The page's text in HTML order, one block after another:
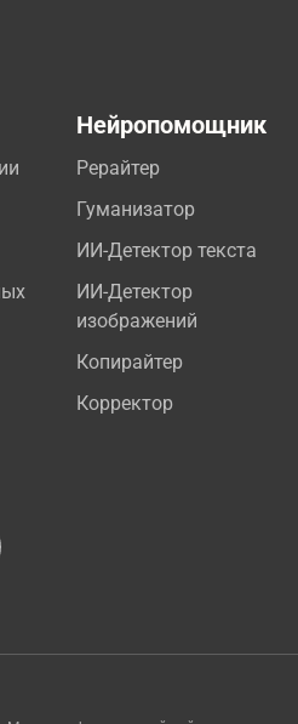
Нейропомощник
Рерайтер
Гуманизатор
ИИ-Детектор текста
ИИ-Детектор
изображений
Копирайтер
Корректор